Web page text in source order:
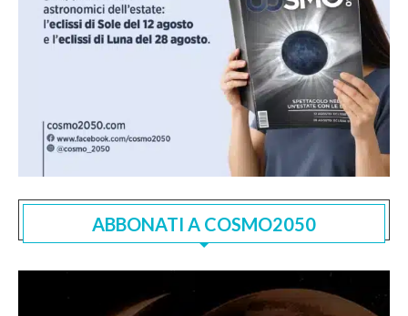
ABBONATI A COSMO2050